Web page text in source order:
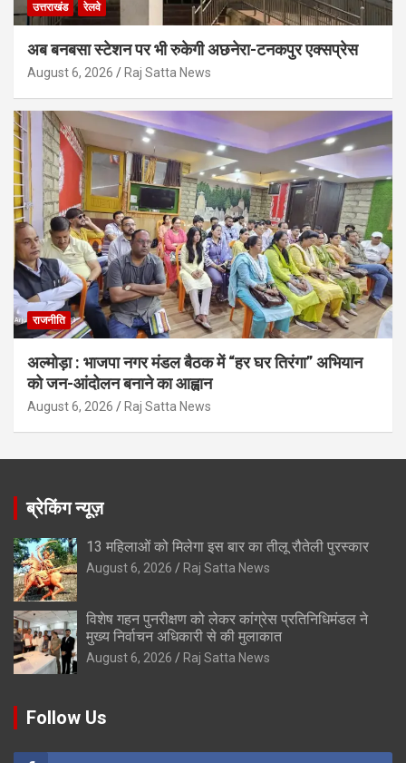
उत्तराखंड रेलवे
अब बनबसा स्टेशन पर भी रुकेगी अछनेरा-टनकपुर एक्सप्रेस
August 6, 2026 Raj Satta News
राजनीति
अल्मोड़ा : भाजपा नगर मंडल बैठक में “हर घर तिरंगा” अभियान
को जन-आंदोलन बनाने का आह्वान
August 6, 2026 Raj Satta News
ब्रेकिंग न्यूज़
13 महिलाओं को मिलेगा इस बार का तीलू रौतेली पुरस्कार
August 6, 2026 Raj Satta News
विशेष गहन पुनरीक्षण को लेकर कांग्रेस प्रतिनिधिमंडल ने
मुख्य निर्वाचन अधिकारी से की मुलाकात
August 6, 2026 Raj Satta News
Follow Us